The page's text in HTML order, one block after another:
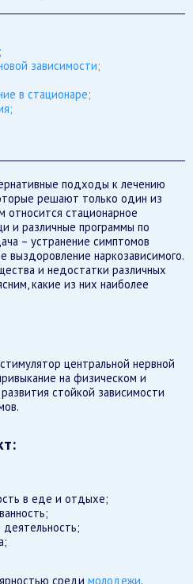
зависимости;
в стационаре;
подходы к лечению
решают только один из
относится стационарное
и различные программы по
– устранение симптомов
выздоровление наркозависимого.
и недостатки различных
какие из них наиболее
центральной нервной
на физическом и
стойкой зависимости
в еде и отдыхе;
деятельность;
среди молодежи.